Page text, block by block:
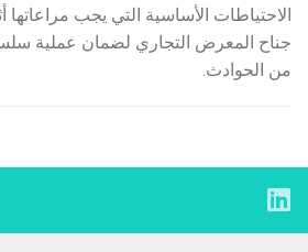
الاحتياطات الأساسية التي يجب مراعاتها
جناح المعرض التجاري لضمان عملية
من الحوادث.